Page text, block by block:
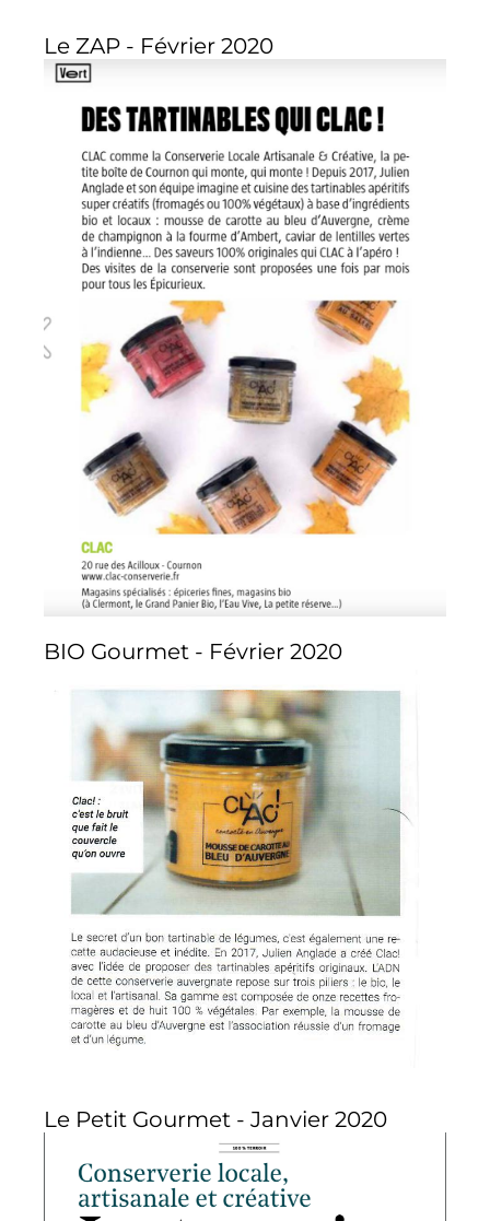
Le ZAP - Février 2020
BIO Gourmet - Février 2020
Le Petit Gourmet - Janvier 2020